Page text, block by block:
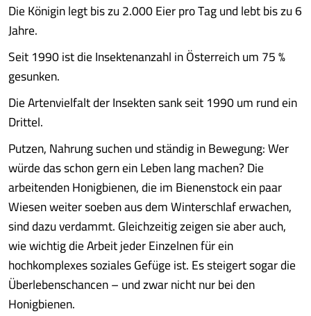
Die Königin legt bis zu 2.000 Eier pro Tag und lebt bis zu 6
Jahre.
Seit 1990 ist die Insektenanzahl in Österreich um 75 %
gesunken.
Die Artenvielfalt der Insekten sank seit 1990 um rund ein
Drittel.
Putzen, Nahrung suchen und ständig in Bewegung: Wer
würde das schon gern ein Leben lang machen? Die
arbeitenden Honigbienen, die im Bienenstock ein paar
Wiesen weiter soeben aus dem Winterschlaf erwachen,
sind dazu verdammt. Gleichzeitig zeigen sie aber auch,
wie wichtig die Arbeit jeder Einzelnen für ein
hochkomplexes soziales Gefüge ist. Es steigert sogar die
Überlebenschancen – und zwar nicht nur bei den
Honigbienen.